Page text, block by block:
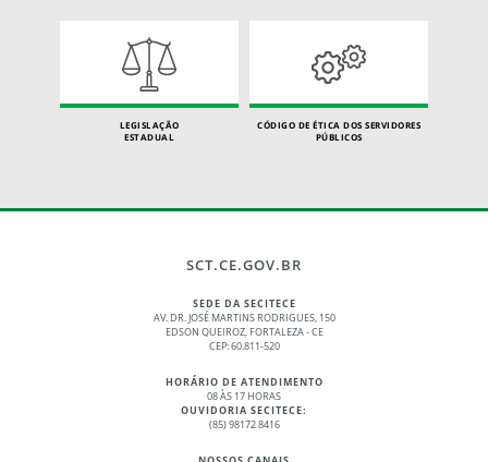
LEGISLAÇÃO
ESTADUAL
CÓDIGO DE ÉTICA DOS SERVIDORES
PÚBLICOS
SCT.CE.GOV.BR
SEDE DA SECITECE
AV. DR. JOSÉ MARTINS RODRIGUES, 150
EDSON QUEIROZ, FORTALEZA - CE
CEP: 60.811-520
HORÁRIO DE ATENDIMENTO
08 ÀS 17 HORAS
OUVIDORIA SECITECE:
(85) 98172 8416